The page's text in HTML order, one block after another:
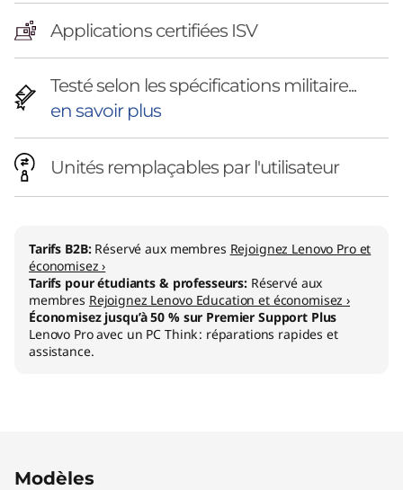
Applications certifiées ISV
Testé selon les spécifications militaire...
en savoir plus
Unités remplaçables par l'utilisateur
Tarifs B2B: Réservé aux membres Rejoignez Lenovo Pro et
économisez ›
Tarifs pour étudiants & professeurs: Réservé aux
membres Rejoignez Lenovo Education et économisez ›
Économisez jusqu’à 50 % sur Premier Support Plus
Lenovo Pro avec un PC Think : réparations rapides et
assistance.
Modèles